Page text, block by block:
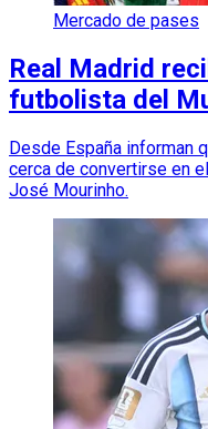
Mercado de pases
Real Madrid
futbolista del
Desde España informan
cerca de convertirse en
José Mourinho.